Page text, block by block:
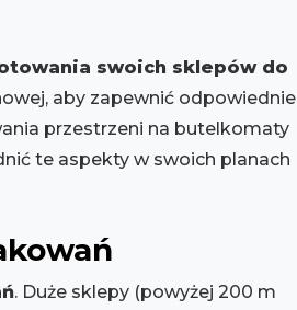
swoich sklepów do
aby zapewnić odpowiednie
przestrzeni na butelkomaty
te aspekty w swoich planach
. Duże sklepy (powyżej 200 m